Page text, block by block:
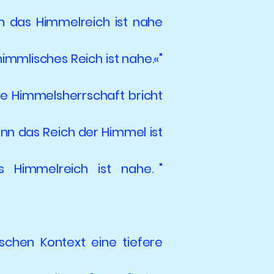
das Himmelreich ist nahe
Reich ist nahe.«"
Himmelsherrschaft bricht
das Reich der Himmel ist
ist nahe. "
Kontext eine tiefere